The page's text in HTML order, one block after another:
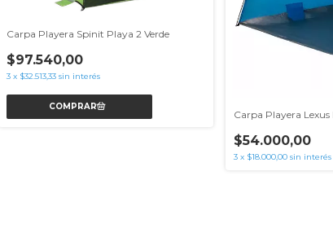
Carpa Playera Spinit Playa 2 Verde
$97.540,00
3 x $32.513,33 sin interés
Carpa Playera Lexus
$54.000,00
3 x $18.000,00 sin interés